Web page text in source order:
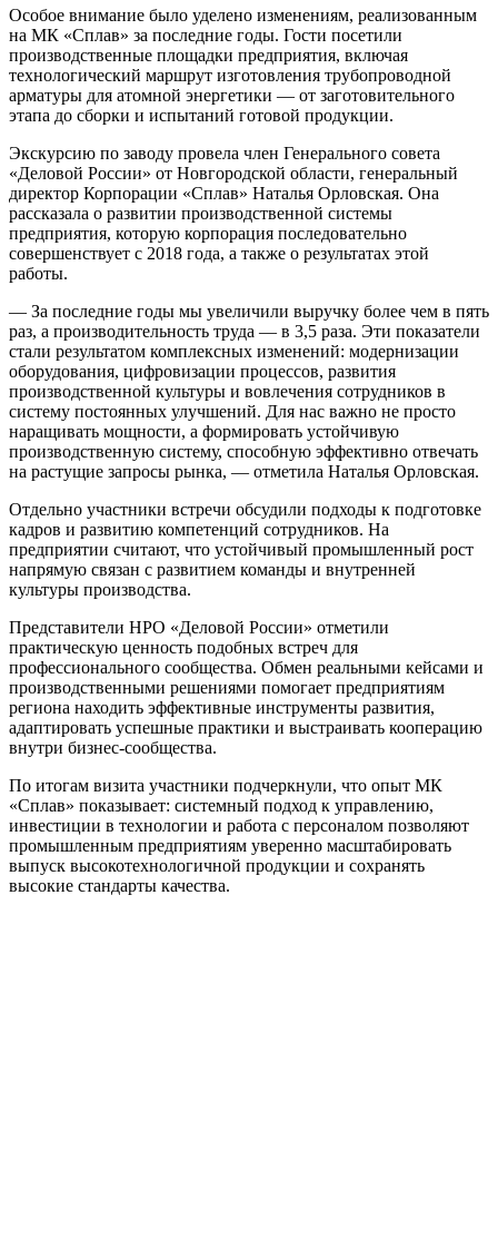
Особое внимание было уделено изменениям, реализованным
на МК «Сплав» за последние годы. Гости посетили
производственные площадки предприятия, включая
технологический маршрут изготовления трубопроводной
арматуры для атомной энергетики — от заготовительного
этапа до сборки и испытаний готовой продукции.
Экскурсию по заводу провела член Генерального совета
«Деловой России» от Новгородской области, генеральный
директор Корпорации «Сплав» Наталья Орловская. Она
рассказала о развитии производственной системы
предприятия, которую корпорация последовательно
совершенствует с 2018 года, а также о результатах этой
работы.
— За последние годы мы увеличили выручку более чем в пять
раз, а производительность труда — в 3,5 раза. Эти показатели
стали результатом комплексных изменений: модернизации
оборудования, цифровизации процессов, развития
производственной культуры и вовлечения сотрудников в
систему постоянных улучшений. Для нас важно не просто
наращивать мощности, а формировать устойчивую
производственную систему, способную эффективно отвечать
на растущие запросы рынка, — отметила Наталья Орловская.
Отдельно участники встречи обсудили подходы к подготовке
кадров и развитию компетенций сотрудников. На
предприятии считают, что устойчивый промышленный рост
напрямую связан с развитием команды и внутренней
культуры производства.
Представители НРО «Деловой России» отметили
практическую ценность подобных встреч для
профессионального сообщества. Обмен реальными кейсами и
производственными решениями помогает предприятиям
региона находить эффективные инструменты развития,
адаптировать успешные практики и выстраивать кооперацию
внутри бизнес-сообщества.
По итогам визита участники подчеркнули, что опыт МК
«Сплав» показывает: системный подход к управлению,
инвестиции в технологии и работа с персоналом позволяют
промышленным предприятиям уверенно масштабировать
выпуск высокотехнологичной продукции и сохранять
высокие стандарты качества.